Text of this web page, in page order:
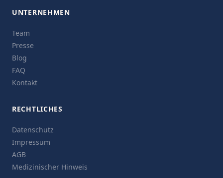
UNTERNEHMEN
Team
Presse
Blog
FAQ
Kontakt
RECHTLICHES
Datenschutz
Impressum
AGB
Medizinischer Hinweis